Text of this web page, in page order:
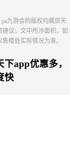
九游会的版权均属房天
建议；文中所涉面积，如
楼处实际情况为准。
下app优惠多，
快